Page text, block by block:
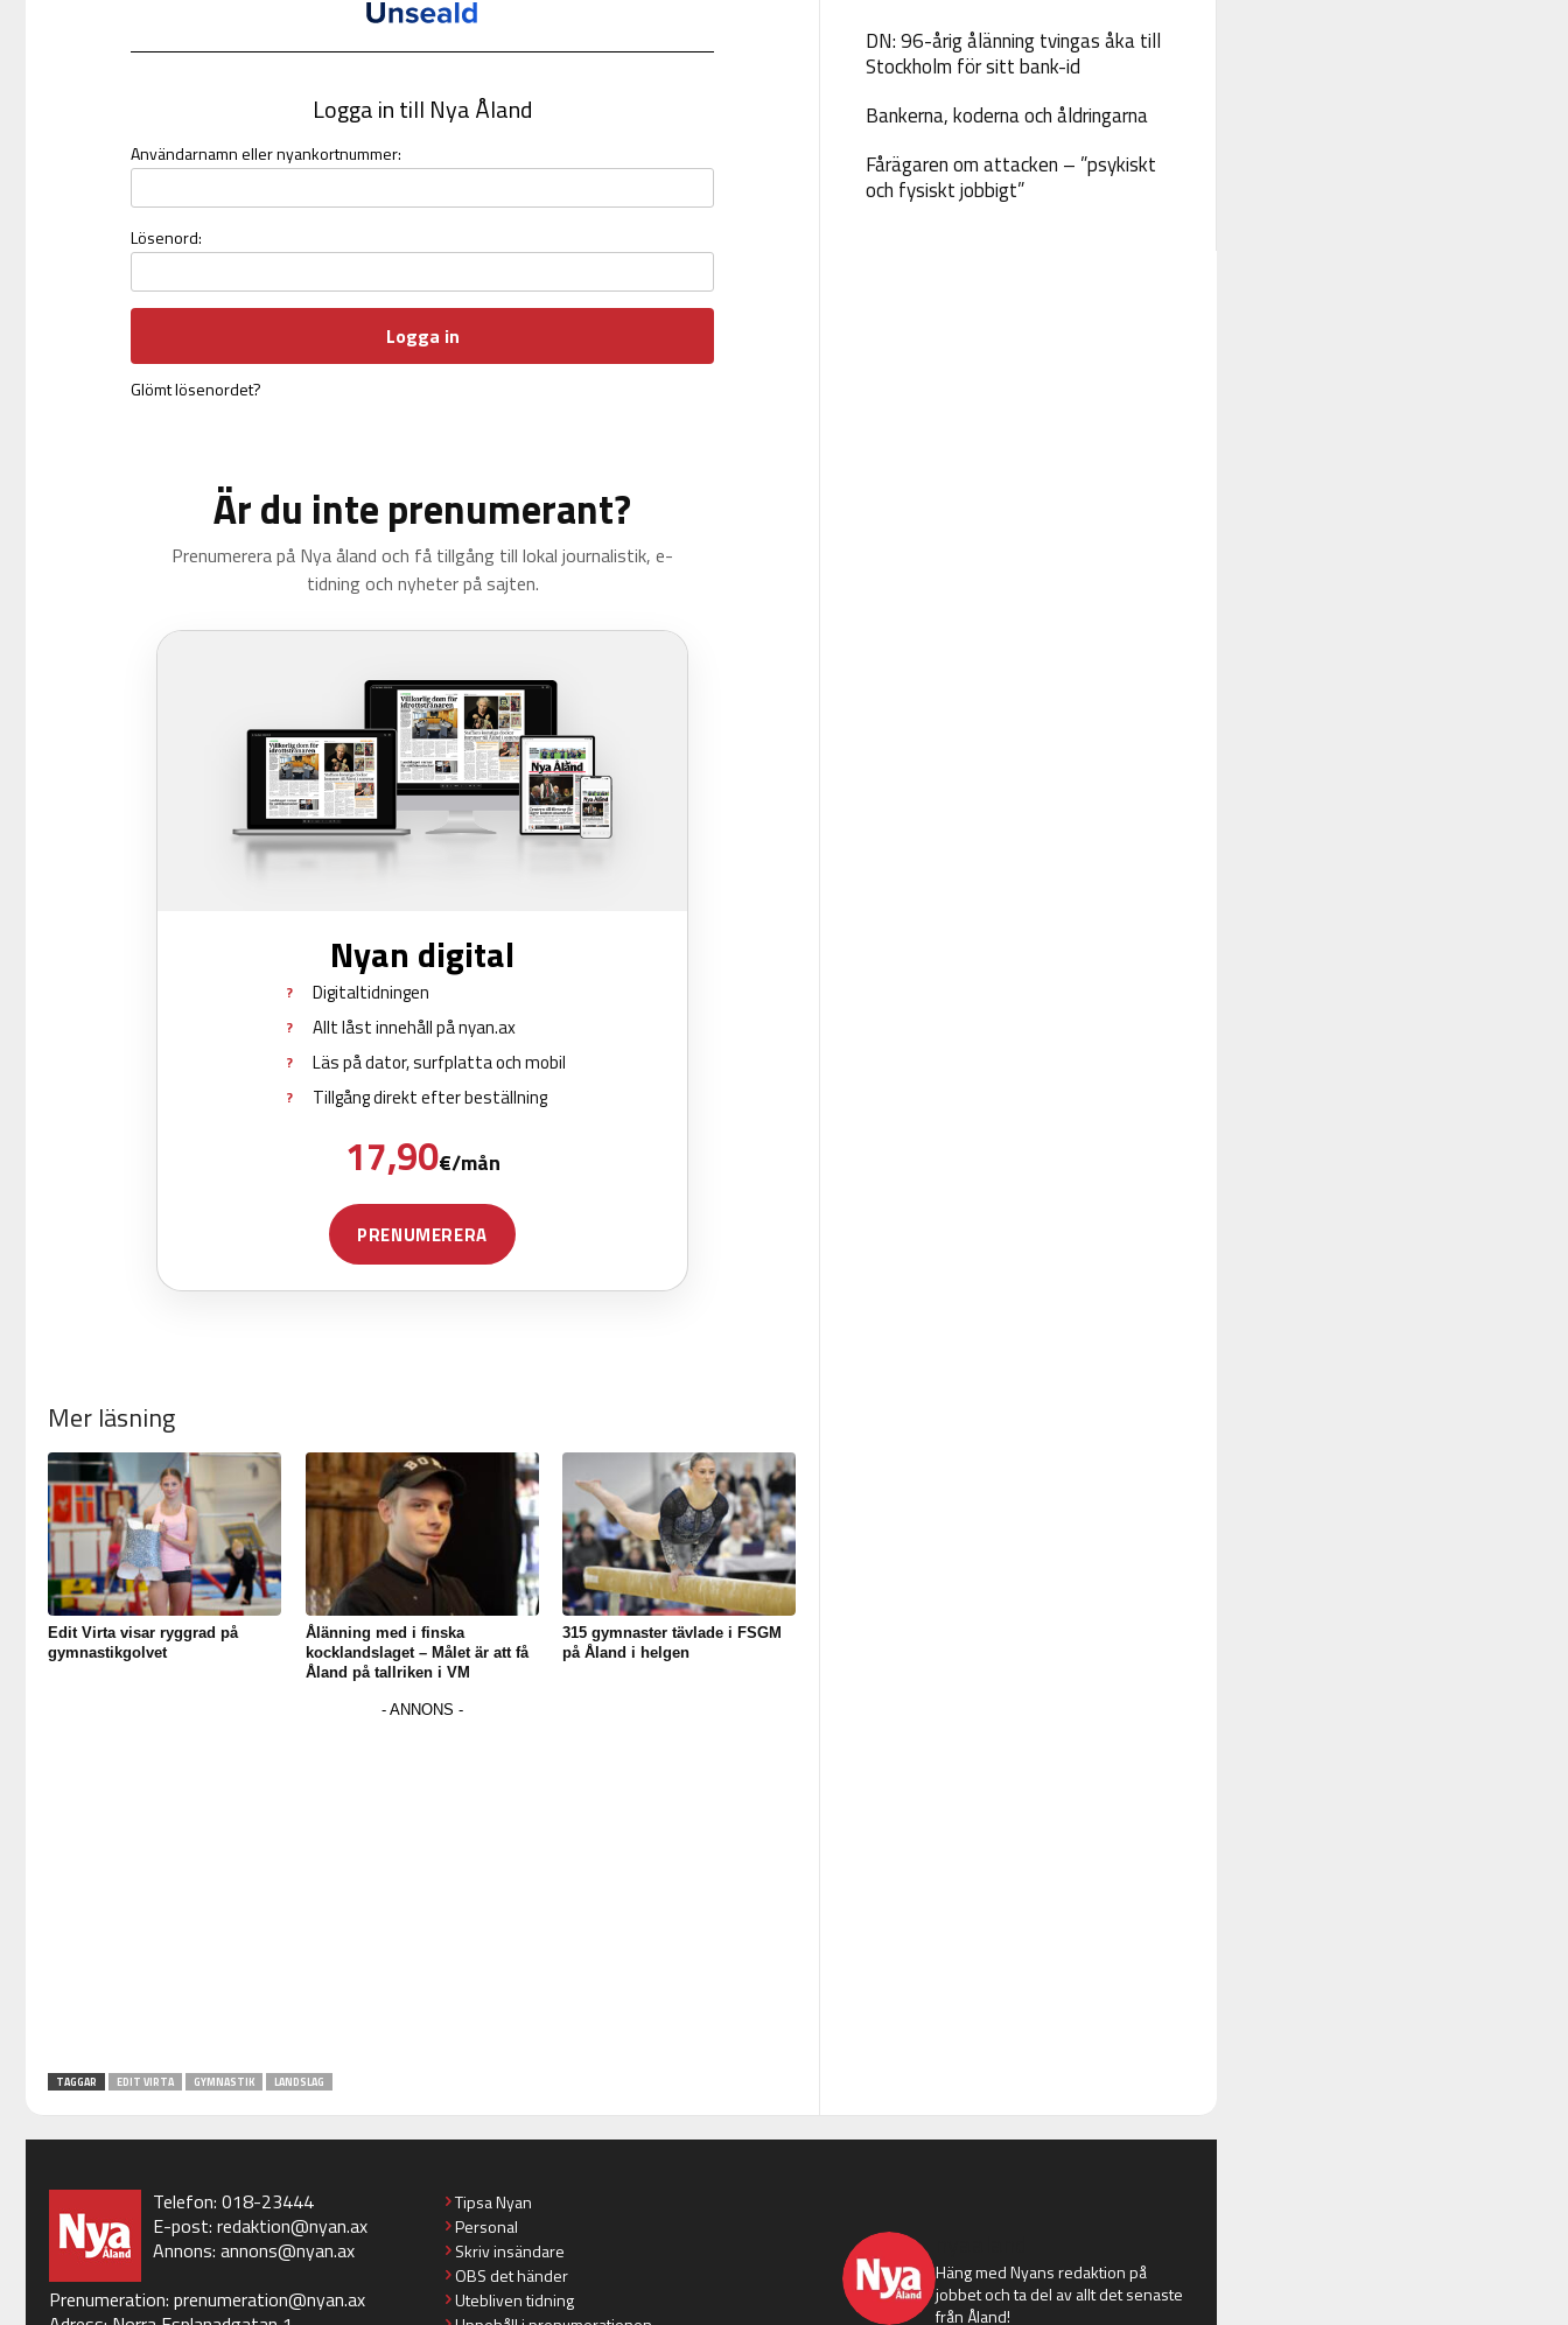
Mer läsning
Edit Virta visar ryggrad på
gymnastikgolvet
Ålänning med i finska
kocklandslaget – Målet är att få
Åland på tallriken i VM
315 gymnaster tävlade i FSGM
på Åland i helgen
TAGGAR EDIT VIRTA GYMNASTIK LANDSLAG
DN: 96-årig ålänning tvingas åka till
Stockholm för sitt bank-id
Bankerna, koderna och åldringarna
Fårägaren om attacken – ”psykiskt
och fysiskt jobbigt”
Telefon: 018-23444
E-post: redaktion@nyan.ax
Annons: annons@nyan.ax
Prenumeration: prenumeration@nyan.ax
Tipsa Nyan
Personal
Skriv insändare
OBS det händer
Utebliven tidning
Häng med Nyans redaktion på
jobbet och ta del av allt det senaste
från Åland!